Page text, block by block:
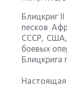
Блицкриг
песков
СССР, США,
боевых
Блицкрига
Настоящая
Next